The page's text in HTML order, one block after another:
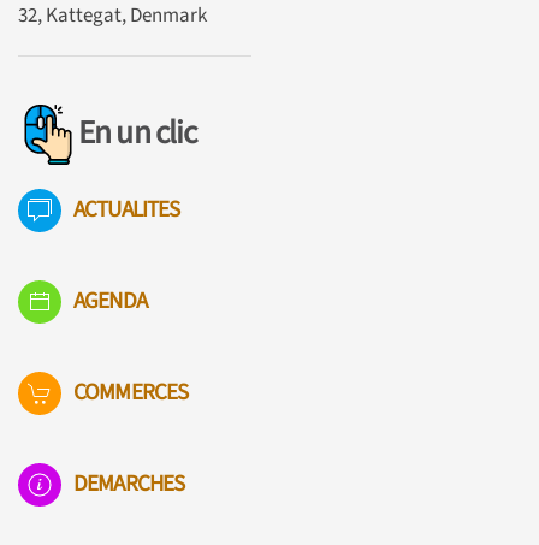
32, Kattegat, Denmark
En un clic
ACTUALITES
AGENDA
COMMERCES
DEMARCHES